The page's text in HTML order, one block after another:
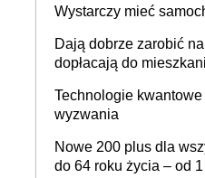
Wystarczy mieć
skarbówką
Dają dobrze zarobić
dopłacają do
Technologie
wyzwania
Nowe 200 plus dla
do 64 roku życia – od